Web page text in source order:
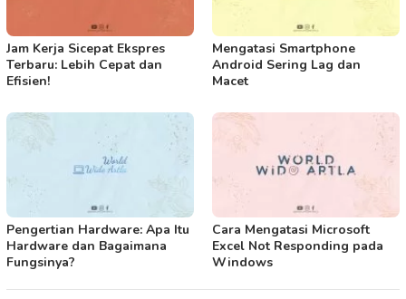
Jam Kerja Sicepat Ekspres
Terbaru: Lebih Cepat dan
Efisien!
Mengatasi Smartphone
Android Sering Lag dan
Macet
Pengertian Hardware: Apa Itu
Hardware dan Bagaimana
Fungsinya?
Cara Mengatasi Microsoft
Excel Not Responding pada
Windows